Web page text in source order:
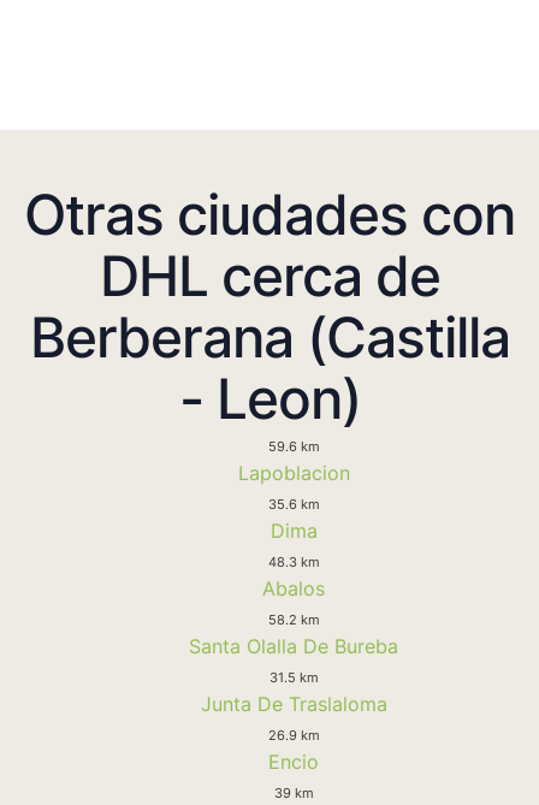
Otras ciudades con
DHL cerca de
Berberana (Castilla
- Leon)
59.6 km
Lapoblacion
35.6 km
Dima
48.3 km
Abalos
58.2 km
Santa Olalla De Bureba
31.5 km
Junta De Traslaloma
26.9 km
Encio
39 km